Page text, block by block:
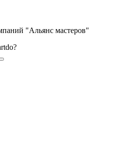
"Альянс мастеров"